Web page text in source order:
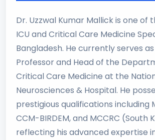
Dr. Uzzwal Kumar Mallick is one of
ICU and Critical Care Medicine
Bangladesh. He currently serves
Professor and Head of the
Critical Care Medicine at the
Neurosciences & Hospital. He
prestigious qualifications including
CCM-BIRDEM, and MCCRC (South
reflecting his advanced expertise